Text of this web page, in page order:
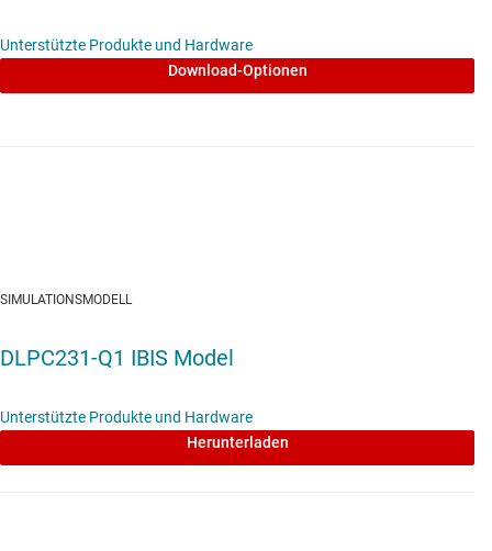
Unterstützte Produkte und Hardware
Download-Optionen
SIMULATIONSMODELL
DLPC231-Q1 IBIS Model
Unterstützte Produkte und Hardware
Herunterladen